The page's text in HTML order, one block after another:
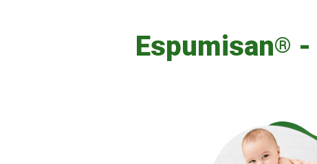
Espumisan® -